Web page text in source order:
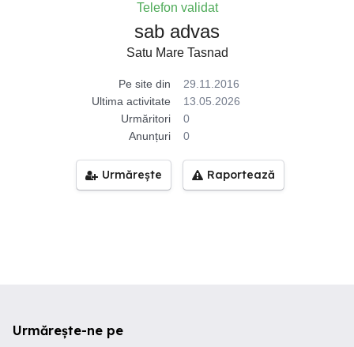
Telefon validat
sab advas
Satu Mare Tasnad
Pe site din
29.11.2016
Ultima activitate
13.05.2026
Urmăritori
0
Anunțuri
0
Urmărește Raportează
Urmărește-ne pe